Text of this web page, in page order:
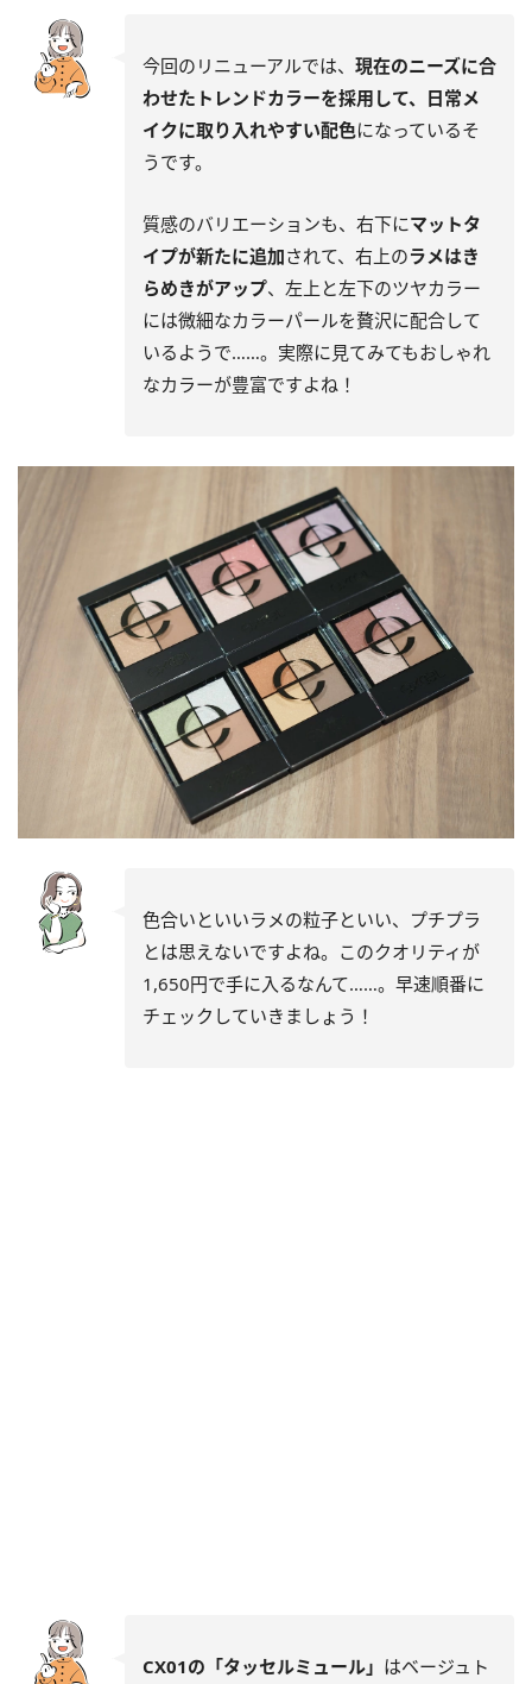
今回のリニューアルでは、 現在のニーズに合
わせたトレンドカラーを採用して、日常メ
イクに取り入れやすい配色になっているそ
うです。
質感のバリエーションも、右下にマットタ
イプが新たに追加されて、右上のラメはき
らめきがアップ、左上と左下のツヤカラー
には微細なカラーパールを贅沢に配合して
いるようで……。実際に見てみてもおしゃれ
なカラーが豊富ですよね！
色合いといいラメの粒子といい、プチプラ
とは思えないですよね。このクオリティが
1,650円で手に入るなんて……。早速順番に
チェックしていきましょう！
CX01の「タッセルミュール」 はベージュト